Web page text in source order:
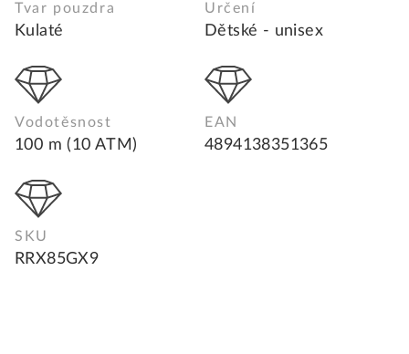
Tvar pouzdra
Kulaté
Určení
Dětské - unisex
Vodotěsnost
100 m (10 ATM)
EAN
4894138351365
SKU
RRX85GX9